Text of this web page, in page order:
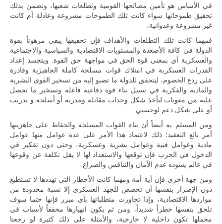
وغربها، وسط
حضور دولي
تقوده الولايات
مباشرة مع
أطراف ليبية
منقسمة منذ…
للمزيد
في الأساس هو تأمين مصالحها القومية وتطلعات شعبها، وتضمن بذلك
تحقيق طموحاتها سواء كانت تلك الطموحات مشروعة وعادلة أم كانت
غير مشروعة وعدوانية،
فمهما كانت تلك التطلعات والأهداف فإن تحقيقها يبقى مرهوناً بقوة
الدولة في كافة الأصعدة والمستويات الاقتصادية والسياسية والاجتماعية
والعسكرية أي بمعنى قوة الحق في مواجهة حق القوة. ويتجسد إعداد
القدرات العسكرية في امتلاك قوات مسلحة كاملة الجاهيزية وقادرة
على ردع الخصوم، ليتحقق للدولة ما تصبو إليه من تسخير القوى البشرية
والمادية والفكرية في سبيل بناء قوة دفاعية فاعلة وتسخير ما تحصل
عليه من معونات لتأخذ شكل وحدات مقاتلة ومدربة أو أسلحة و تدريب
أو على شكل دعم لوجستي.
ومن المسلم به أيضاً أن بناء القوات المسلحة والحفاظ على جاهزيتها
أمر بالغ التعقيد؛ ذلك لاعتماد هذا الأمر على عدة عوامل منها عوامل
مادية وعوامل فنية وعوامل بشرية وعسكرية، وحتى دون تفكير في
الدخول في الحرب فإن توقعها والاستعداد لها لا يقل تكلفة عن وقوعها
في عالم يسوده عدم الأمان والتنافس والصراع.
ومن جهة أخرى فإن أية أمة ومهما كانت الأخطار التي تهددها لا تستطيع
دون الإضرار بنفسها أن تخصص للجهد العسكري إلا نسبة محدودة من
مواردها الاقتصادية، وإذا تجاوزت متطلباتها بأي مبرر فإنها حتما سوف
تلحق بنفسها خطراً شديداً، ومن ثم يكون انهيارها محققاً لأسباب في
مجملها تكون داخلية لا خارجية، والأمثلة على ذلك كثيرة لو رجعنا